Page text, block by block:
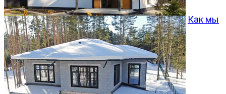
Как мы
превращаем типовой проект Хвойный 96 в
особенный дом
05.08.2026